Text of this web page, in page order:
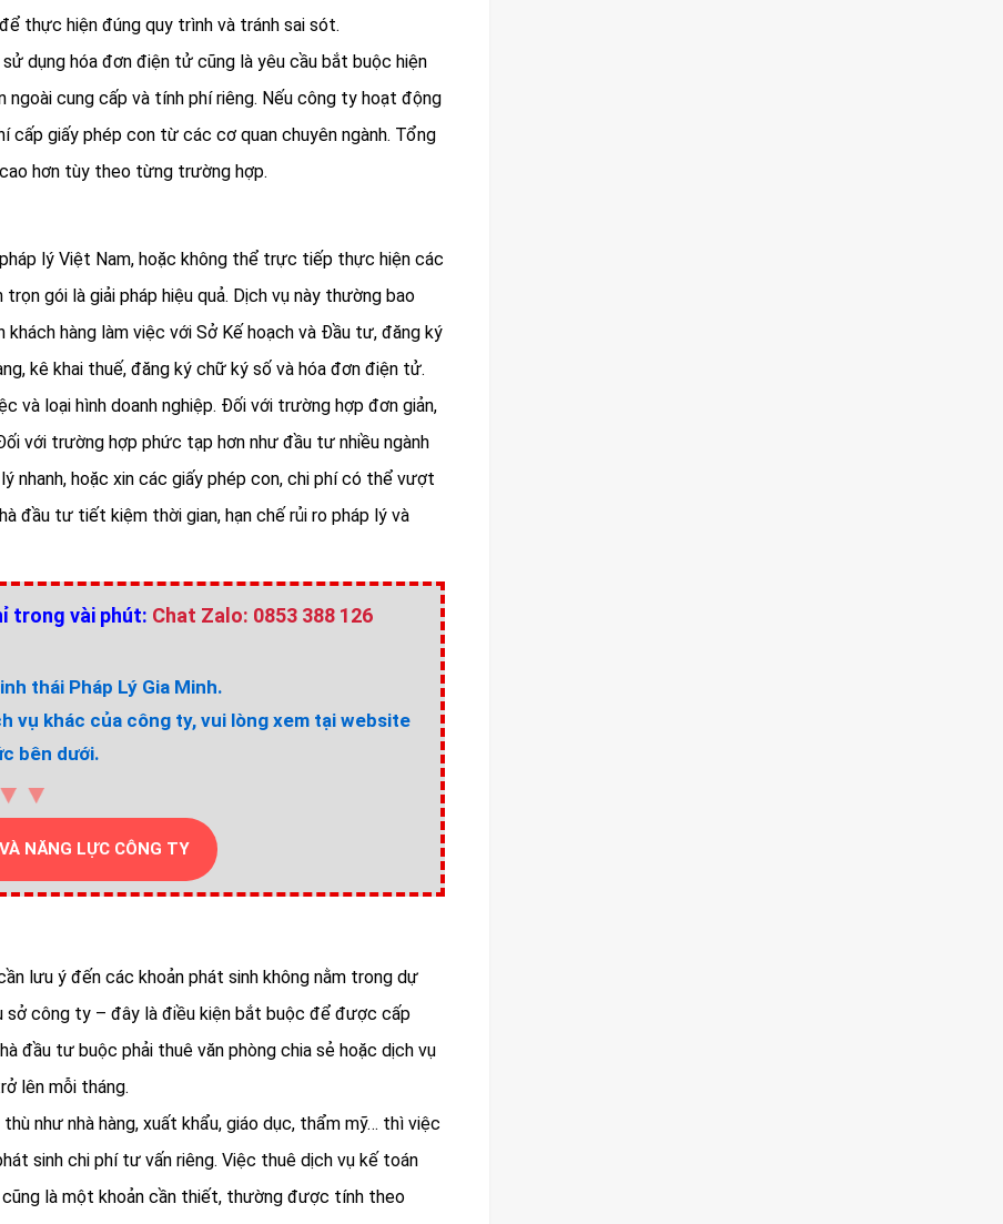
thực hiện đúng quy trình và tránh sai sót.
dụng hóa đơn điện tử cũng là yêu cầu bắt buộc hiện
cung cấp và tính phí riêng. Nếu công ty hoạt động
giấy phép con từ các cơ quan chuyên ngành. Tổng
hơn tùy theo từng trường hợp.
lý Việt Nam, hoặc không thể trực tiếp thực hiện các
gói là giải pháp hiệu quả. Dịch vụ này thường bao
hàng làm việc với Sở Kế hoạch và Đầu tư, đăng ký
kê khai thuế, đăng ký chữ ký số và hóa đơn điện tử.
và loại hình doanh nghiệp. Đối với trường hợp đơn giản,
với trường hợp phức tạp hơn như đầu tư nhiều ngành
nhanh, hoặc xin các giấy phép con, chi phí có thể vượt
đầu tư tiết kiệm thời gian, hạn chế rủi ro pháp lý và
trong vài phút: Chat Zalo: 0853 388 126
thái Pháp Lý Gia Minh.
vụ khác của công ty, vui lòng xem tại website
bên dưới.
NĂNG LỰC CÔNG TY
lưu ý đến các khoản phát sinh không nằm trong dự
sở công ty – đây là điều kiện bắt buộc để được cấp
đầu tư buộc phải thuê văn phòng chia sẻ hoặc dịch vụ
lên mỗi tháng.
như nhà hàng, xuất khẩu, giáo dục, thẩm mỹ… thì việc
sinh chi phí tư vấn riêng. Việc thuê dịch vụ kế toán
là một khoản cần thiết, thường được tính theo